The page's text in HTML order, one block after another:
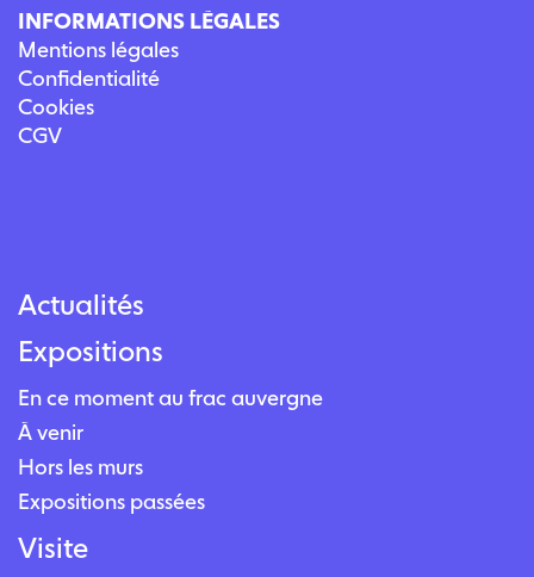
INFORMATIONS LÉGALES
Mentions légales
Confidentialité
Cookies
CGV
Actualités
Expositions
En ce moment au frac auvergne
À venir
Hors les murs
Expositions passées
Visite